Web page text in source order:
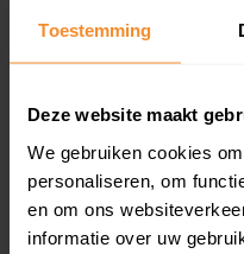
Toestemming
Deze website maakt
We gebruiken cookies
personaliseren, om
en om ons
informatie over uw
Een overzicht van alle
en koopdatum) binnen
Bekijk product